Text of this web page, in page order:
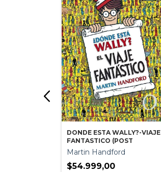
DONDE ESTA WALLY?-VIAJE
FANTASTICO (POST
Martin Handford
$54.999,00